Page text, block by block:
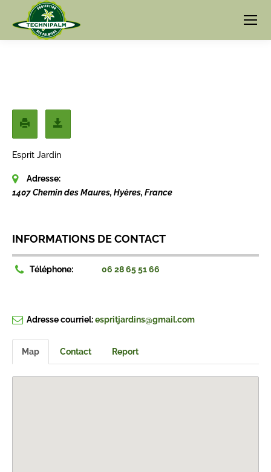
Esprit Jardin
Adresse:
1407 Chemin des Maures, Hyères, France
INFORMATIONS DE CONTACT
Téléphone: 06 28 65 51 66
Adresse courriel:espritjardins@gmail.com
Map Contact Report